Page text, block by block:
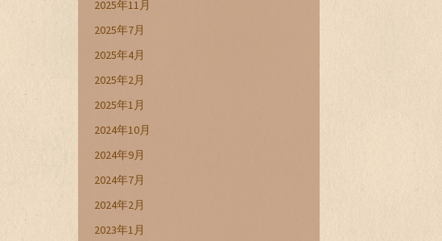
2025年11月
2025年7月
2025年4月
2025年2月
2025年1月
2024年10月
2024年9月
2024年7月
2024年2月
2023年1月